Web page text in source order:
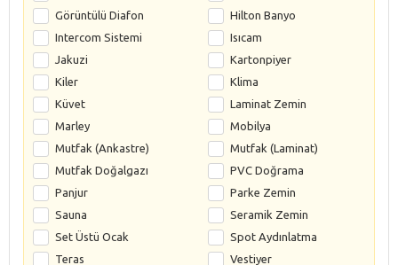
Görüntülü Diafon
Hilton Banyo
Intercom Sistemi
Isıcam
Jakuzi
Kartonpiyer
Kiler
Klima
Küvet
Laminat Zemin
Marley
Mobilya
Mutfak (Ankastre)
Mutfak (Laminat)
Mutfak Doğalgazı
PVC Doğrama
Panjur
Parke Zemin
Sauna
Seramik Zemin
Set Üstü Ocak
Spot Aydınlatma
Teras
Vestiyer